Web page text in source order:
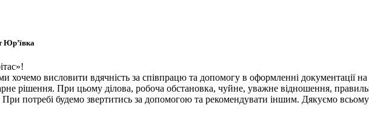
Юр’ївка
висловити вдячність за співпрацю та допомогу в оформленні документації на
рішення. При цьому ділова, робоча обстановка, чуйне, уважне відношення,
потребі будемо звертитись за допомогою та рекомендувати іншим. Дякуємо